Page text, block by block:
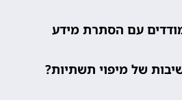
שינויים היסטוריים יכולים
חשוב על ארגון.
עם הסתרת מידע
מתקדמות לאיסוף מידע
של מיפוי תשתיות?